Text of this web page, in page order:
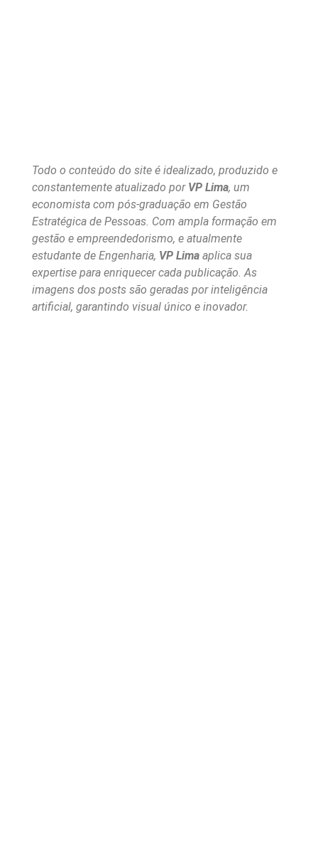
Todo o conteúdo do site é idealizado, produzido e
constantemente atualizado por VP Lima, um
economista com pós-graduação em Gestão
Estratégica de Pessoas. Com ampla formação em
gestão e empreendedorismo, e atualmente
estudante de Engenharia, VP Lima aplica sua
expertise para enriquecer cada publicação. As
imagens dos posts são geradas por inteligência
artificial, garantindo visual único e inovador.